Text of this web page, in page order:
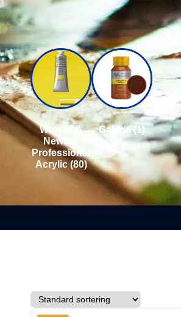
Winsor &
Newton
Professional
Acrylic(80)
Galeria(1)